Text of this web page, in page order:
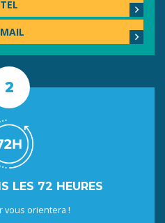
TEL
LES 72 HEURES
vous orientera !